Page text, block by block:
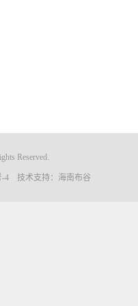
Reserved.
-4 技术支持： 海南布谷